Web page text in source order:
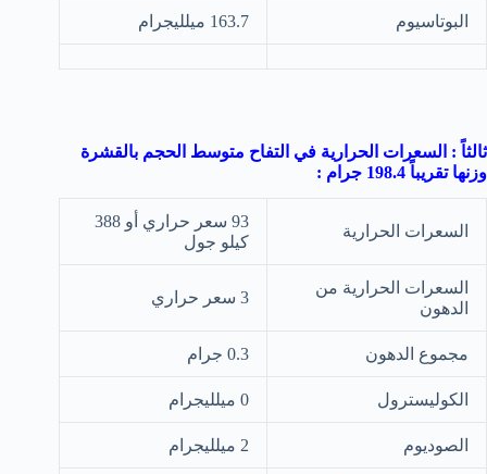
البوتاسيوم 163.7 ميلليجرام
ثالثاً : السعرات الحرارية في التفاح متوسط الحجم بالقشرة
وزنها تقريباً 198.4 جرام :
السعرات الحرارية
93 سعر حراري أو 388
كيلو جول
السعرات الحرارية من
الدهون
3 سعر حراري
مجموع الدهون 0.3 جرام
الكوليسترول 0 ميلليجرام
الصوديوم 2 ميلليجرام